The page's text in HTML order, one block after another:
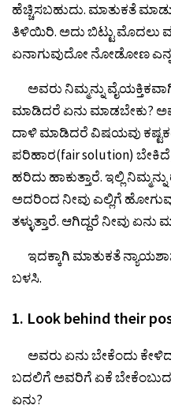
ಹೆಚ್ಚಿಸಬಹುದು. ಮಾತುಕತೆ
ತಿಳಿಯಿರಿ. ಅದು ಬಿಟ್ಟು ಮೊದಲು
ಏನಾಗುವುದೋ ನೋಡೋಣ
ಅವರು ನಿಮ್ಮನ್ನು
ಮಾಡಿದರೆ ಏನು ಮಾಡಬೇಕು?
ದಾಳಿ ಮಾಡಿದರೆ ವಿಷಯವು
ಪರಿಹಾರ(fair solution)
ಹರಿದು ಹಾಕುತ್ತಾರೆ. ಇಲ್ಲಿ
ಅದರಿಂದ ನೀವು ಎಲ್ಲಿಗೆ
ತಳ್ಳುತ್ತಾರೆ. ಆಗಿದ್ದರೆ ನೀವು ಏನು
ಇದಕ್ಕಾಗಿ ಮಾತುಕತೆ
ಬಳಸಿ.
1. Look behind their
ಅವರು ಏನು ಬೇಕೆಂದು
ಬದಲಿಗೆ ಅವರಿಗೆ ಏಕೆ
ಏನು?